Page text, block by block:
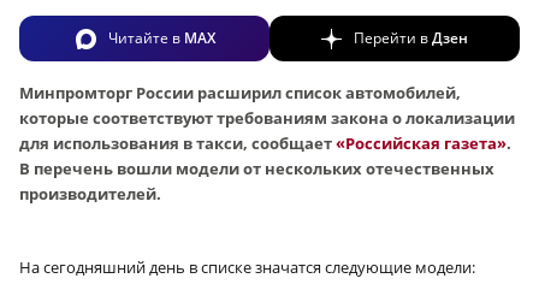
Читайте в MAX Перейти вДзен
Минпромторг России расширил список автомобилей,
которые соответствуют требованиям закона о локализации
для использования в такси, сообщает«Российская газета».
В перечень вошли модели от нескольких отечественных
производителей.
На сегодняшний день в списке значатся следующие модели: